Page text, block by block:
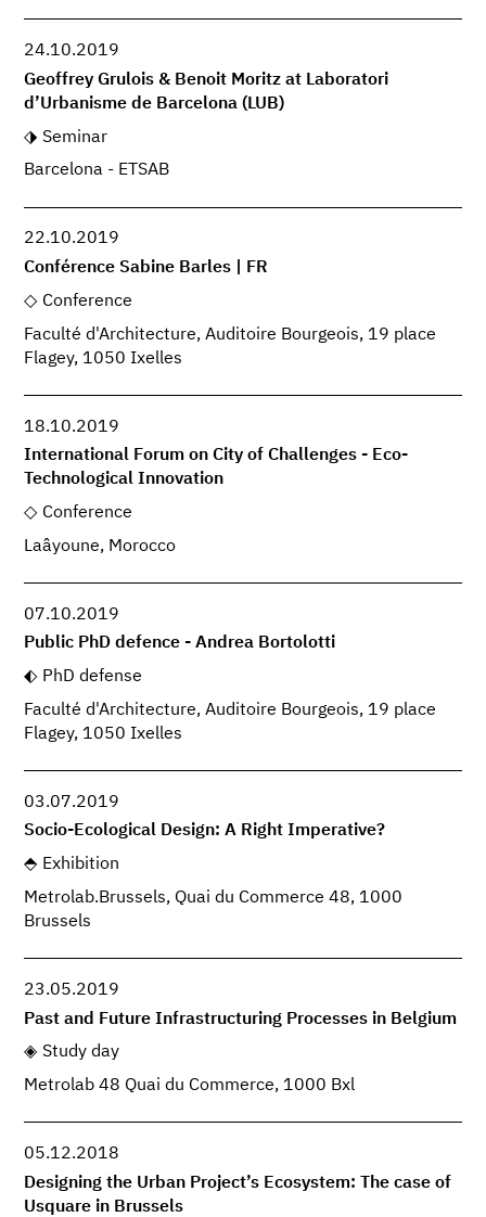
24.10.2019
Geoffrey Grulois & Benoit Moritz at Laboratori
d’Urbanisme de Barcelona (LUB)
Seminar
Barcelona - ETSAB
22.10.2019
Conférence Sabine Barles | FR
Conference
Faculté d'Architecture, Auditoire Bourgeois, 19 place
Flagey, 1050 Ixelles
18.10.2019
International Forum on City of Challenges - Eco-
Technological Innovation
Conference
Laâyoune, Morocco
07.10.2019
Public PhD defence - Andrea Bortolotti
PhD defense
Faculté d'Architecture, Auditoire Bourgeois, 19 place
Flagey, 1050 Ixelles
03.07.2019
Socio-Ecological Design: A Right Imperative?
Exhibition
Metrolab.Brussels, Quai du Commerce 48, 1000
Brussels
23.05.2019
Past and Future Infrastructuring Processes in Belgium
Study day
Metrolab 48 Quai du Commerce, 1000 Bxl
05.12.2018
Designing the Urban Project’s Ecosystem: The case of
Usquare in Brussels